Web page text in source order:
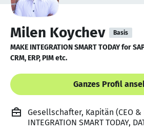
Milen Koychev Basis
MAKE INTEGRATION SMART TODAY for
CRM, ERP, PIM etc.
Ganzes Profil
Gesellschafter, Kapitän (CEO &
INTEGRATION SMART TODAY,